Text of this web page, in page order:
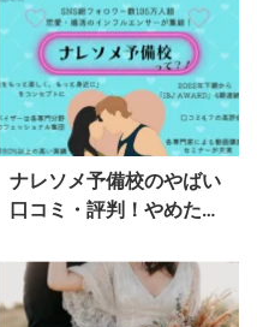
ナレソメ予備校のやばい
口コミ・評判！やめたほ
人とは？